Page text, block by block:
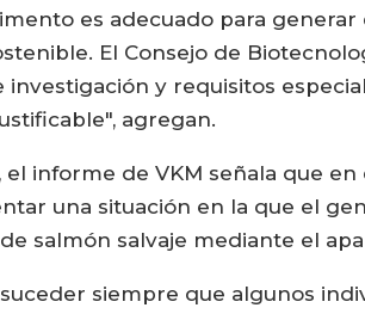
es adecuado para
El Consejo de
investigación y requisitos
agregan.
el informe de VKM señala que
una situación en la que el
salmón salvaje mediante el
suceder siempre que algunos